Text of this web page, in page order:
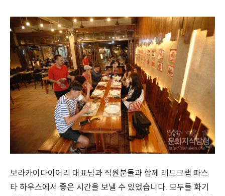
보라카이다이어리 대표님과 직원분들과 함께 레드크랩 파스
타 하우스에서 좋은 시간을 보낼 수 있었습니다. 모두들 화기